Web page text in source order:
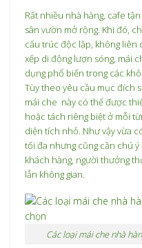
Rất nhiều nhà hàng, cafe
sân vườn mở rộng. Khi đó,
cấu trúc độc lập, không liên
xếp di động lượn sóng, mái
dụng phổ biến trong các
Tùy theo yêu cầu mục đích
mái che này có thể được
hoặc tách riêng biệt ở mỗi
diện tích nhỏ. Như vậy vừa
tối đa nhưng cũng cần chú ý
khách hàng, người thưởng
lẫn không gian.
Các loại mái che nhà